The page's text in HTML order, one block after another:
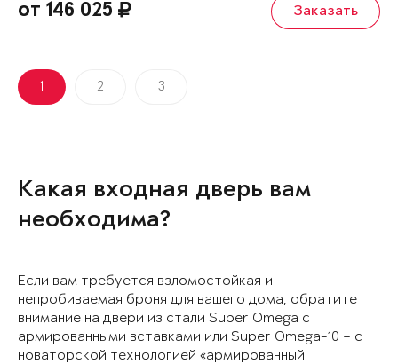
от 146 025 Заказать
1 2 3
Какая входная дверь вам
необходима?
Если вам требуется взломостойкая и
непробиваемая броня для вашего дома, обратите
внимание на двери из стали Super Omega с
армированными вставками или Super Omega-10 – с
новаторской технологией «армированный